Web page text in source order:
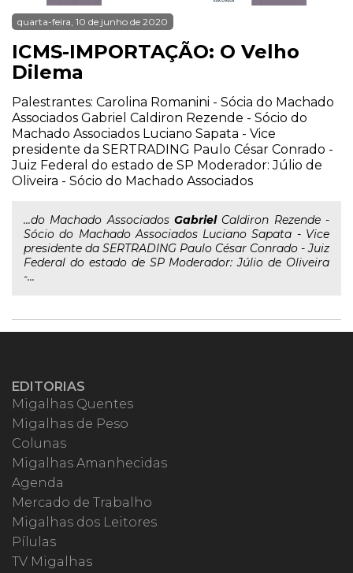
quarta-feira, 10 de junho de 2020
ICMS-IMPORTAÇÃO: O Velho
Dilema
Palestrantes: Carolina Romanini - Sócia do Machado
Associados Gabriel Caldiron Rezende - Sócio do
Machado Associados Luciano Sapata - Vice
presidente da SERTRADING Paulo César Conrado -
Juiz Federal do estado de SP Moderador: Júlio de
Oliveira - Sócio do Machado Associados
...do Machado Associados GabrielCaldiron Rezende -
Sócio do Machado Associados Luciano Sapata - Vice
presidente da SERTRADING Paulo César Conrado - Juiz
Federal do estado de SP Moderador: Júlio de Oliveira
-...
EDITORIAS
Migalhas Quentes
Migalhas de Peso
Colunas
Migalhas Amanhecidas
Agenda
Mercado de Trabalho
Migalhas dos Leitores
Pílulas
TV Migalhas